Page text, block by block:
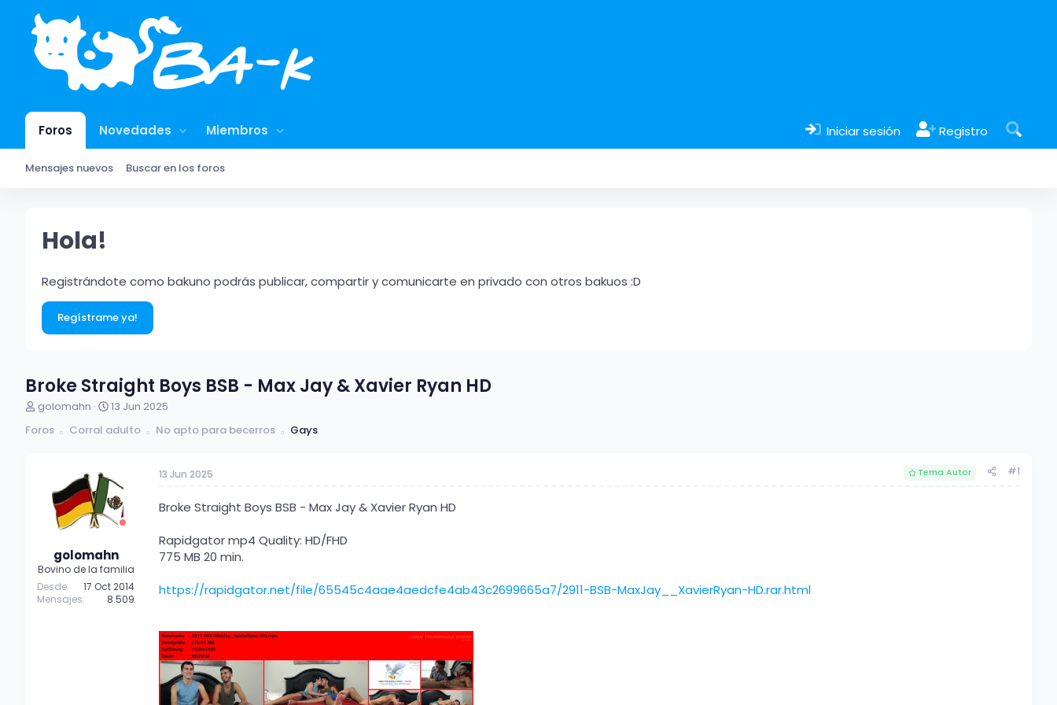
Foros Novedades Miembros Iniciar sesión Registro
Mensajes nuevos Buscar en los foros
Hola!
Registrándote como bakuno podrás publicar, compartir y comunicarte en privado con otros bakuos :D
Regístrame ya!
Broke Straight Boys BSB - Max Jay & Xavier Ryan HD
A
t
golomahn
F
c
d
e
i
n
i
o
13 Jun 2025
Foros
Corral adulto No apto para becerros Gays
golomahn
Bovino de la familia
Desde
17 Oct 2014
Mensajes
8.509
13 Jun 2025 Tema Autor #1
Broke Straight Boys BSB - Max Jay & Xavier Ryan HD
Rapidgator mp4 Quality: HD/FHD
775 MB 20 min.
https://rapidgator.net/file/65545c4aae4aedcfe4ab43c2699665a7/2911-BSB-MaxJay__XavierRyan-HD.rar.html